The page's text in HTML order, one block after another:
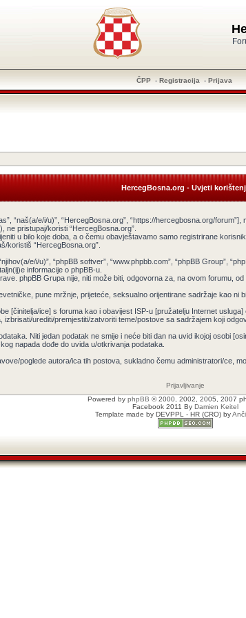
ČPP - Registracija - Prijava
HercegBosna.org - Uvjeti
“naš(a/e/i/u)”, “HercegBosna.org”, “https://hercegbosna.org/
ne pristupaj/koristi “HercegBosna.org”.
u bilo koje doba, a o čemu obavještavamo samo registrirane
koristiš “HercegBosna.org”.
e/i/u)”, “phpBB softver”, “www.phpbb.com”, “phpBB Group”,
informacije o phpBB-u.
phpBB Grupa nije, niti može biti, odgovorna za, na ovom forumu,
pune mržnje, prijeteće, seksualno orijentirane sadržaje kao ni
[činitelja/ice] s foruma kao i obavijest ISP-u [pružatelju Internet
urediti/premjestiti/zatvoriti teme/postove sa sadržajem koji
Niti jedan podatak ne smije i neće biti dan na uvid ikojoj osobi
napada dođe do uvida u/otkrivanja podataka.
poglede autora/ica tih postova, sukladno čemu administratori/ce,
Prijavljivanje
Powered by phpBB © 2000, 2002, 2005, 2007
Facebook 2011 By Damien Keitel
Template made by DEVPPL - HR (CRO) by